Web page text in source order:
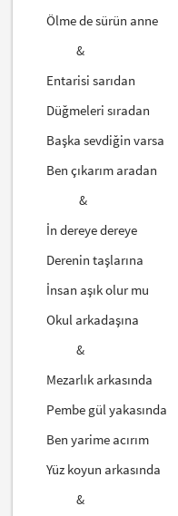
Ölme de sürün
&
Entarisi
Düğmeleri
Başka sevdiğin
Ben çıkarım
&
İn dereye dereye
Derenin
İnsan aşık olur
Okul
&
Mezarlık
Pembe gül
Ben yarime
Yüz koyun
&